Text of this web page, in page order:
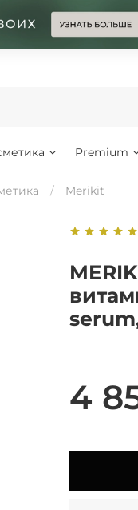
Premium
Merikit
4